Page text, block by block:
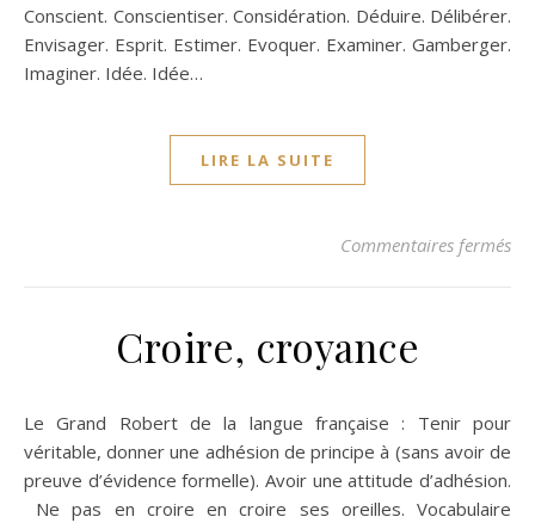
Conscient. Conscientiser. Considération. Déduire. Délibérer.
Envisager. Esprit. Estimer. Evoquer. Examiner. Gamberger.
Imaginer. Idée. Idée…
LIRE LA SUITE
Commentaires fermés
Croire, croyance
Le Grand Robert de la langue française : Tenir pour
véritable, donner une adhésion de principe à (sans avoir de
preuve d’évidence formelle). Avoir une attitude d’adhésion.
Ne pas en croire en croire ses oreilles. Vocabulaire